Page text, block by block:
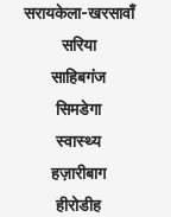
सरायकेला-खरसावाँ
सरिया
साहिबगंज
सिमडेगा
स्वास्थ्य
हज़ारीबाग
हीरोडीह